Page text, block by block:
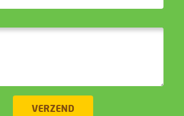
VERZEND